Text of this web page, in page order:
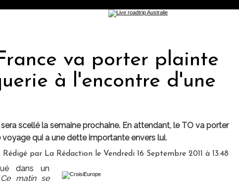
va porter plainte
à l'encontre d'une
scellé la semaine prochaine. En attendant, le TO va porter
qui a une dette importante envers lui.
Rédigé par La Rédaction le Vendredi 16 Septembre 2011 à 13:48
dans un
Ce matin se